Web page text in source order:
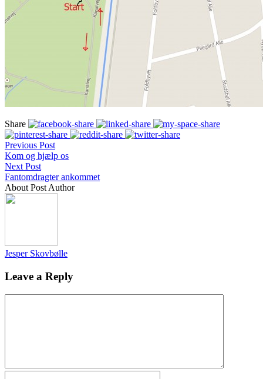
Share
Previous Post
Kom og hjælp os
Next Post
Fantomdragter ankommet
About Post Author
Jesper Skovbølle
Leave a Reply